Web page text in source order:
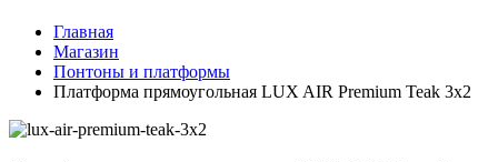
Главная
Магазин
Понтоны и платформы
Платформа прямоугольная LUX AIR Premium Teak 3x2